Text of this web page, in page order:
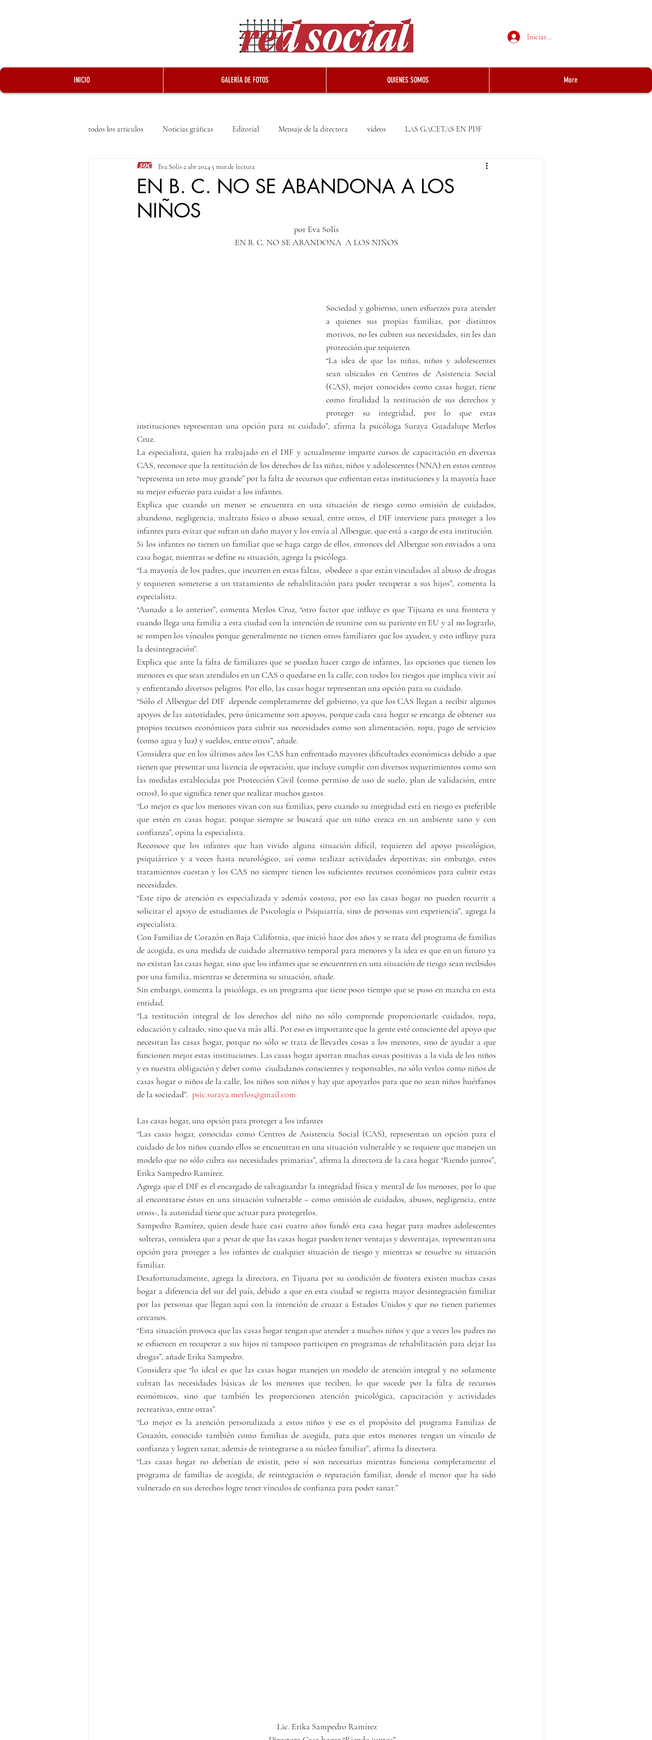
Iniciar sesión
INICIO GALERÍA DE FOTOS QUIENES SOMOS More
todos los articulos Noticias gráficas Editorial Mensaje de la directora videos LAS GACETAS EN PDF
EN B. C. NO SE ABANDONA A LOS
NIÑOS
Eva Solís 2 abr 20245 min de lectura
por Eva Solís
EN B. C. NO SE ABANDONA  A LOS NIÑOS
Sociedad y gobierno, unen esfuerzos para atender
a quienes sus propias familias, por distintos
motivos, no les cubren sus necesidades, sin les dan
protección que requieren.
“La idea de que las niñas, niños y adolescentes
sean ubicados en Centros de Asistencia Social
(CAS), mejor conocidos como casas hogar, tiene
como finalidad la restitución de sus derechos y
proteger su integridad, por lo que estas
instituciones representan una opción para su cuidado”, afirma la psicóloga Suraya Guadalupe Merlos
Cruz.
La especialista, quien ha trabajado en el DIF y actualmente imparte cursos de capacitación en diversas
CAS, reconoce que la restitución de los derechos de las niñas, niños y adolescentes (NNA) en estos centros
“representa un reto muy grande” por la falta de recursos que enfrentan estas instituciones y la mayoría hace
su mejor esfuerzo para cuidar a los infantes.
Explica que cuando un menor se encuentra en una situación de riesgo como omisión de cuidados,
abandono, negligencia, maltrato físico o abuso sexual, entre otros, el DIF interviene para proteger a los
infantes para evitar que sufran un daño mayor y los envía al Albergue, que está a cargo de esta institución.
Si los infantes no tienen un familiar que se haga cargo de ellos, entonces del Albergue son enviados a una
casa hogar, mientras se define su situación, agrega la psicóloga.
“La mayoría de los padres, que incurren en estas faltas,  obedece a que están vinculados al abuso de drogas
y requieren someterse a un tratamiento de rehabilitación para poder recuperar a sus hijos”, comenta la
especialista.
“Aunado a lo anterior”, comenta Merlos Cruz, “otro factor que influye es que Tijuana es una frontera y
cuando llega una familia a esta ciudad con la intención de reunirse con su pariente en EU y al no lograrlo,
se rompen los vínculos porque generalmente no tienen otros familiares que los ayuden, y esto influye para
la desintegración”.
Explica que ante la falta de familiares que se puedan hacer cargo de infantes, las opciones que tienen los
menores es que sean atendidos en un CAS o quedarse en la calle, con todos los riesgos que implica vivir así
y enfrentando diversos peligros. Por ello, las casas hogar representan una opción para su cuidado.
“Sólo el Albergue del DIF  depende completamente del gobierno, ya que los CAS llegan a recibir algunos
apoyos de las autoridades, pero únicamente son apoyos, porque cada casa hogar se encarga de obtener sus
propios recursos económicos para cubrir sus necesidades como son alimentación, ropa, pago de servicios
(como agua y luz) y sueldos, entre otros”, añade.
Considera que en los últimos años los CAS han enfrentado mayores dificultades económicas debido a que
tienen que presentar una licencia de operación, que incluye cumplir con diversos requerimientos como son
las medidas establecidas por Protección Civil (como permiso de uso de suelo, plan de validación, entre
otros), lo que significa tener que realizar muchos gastos.
“Lo mejor es que los menores vivan con sus familias, pero cuando su integridad está en riesgo es preferible
que estén en casas hogar, porque siempre se buscará que un niño crezca en un ambiente sano y con
confianza”, opina la especialista.
Reconoce que los infantes que han vivido alguna situación difícil, requieren del apoyo psicológico,
psiquiátrico y a veces hasta neurológico, así como realizar actividades deportivas; sin embargo, estos
tratamientos cuestan y los CAS no siempre tienen los suficientes recursos económicos para cubrir estas
necesidades.
“Este tipo de atención es especializada y además costosa, por eso las casas hogar no pueden recurrir a
solicitar el apoyo de estudiantes de Psicología o Psiquiatría, sino de personas con experiencia”, agrega la
especialista.
Con Familias de Corazón en Baja California, que inició hace dos años y se trata del programa de familias
de acogida, es una medida de cuidado alternativo temporal para menores y la idea es que en un futuro ya
no existan las casas hogar, sino que los infantes que se encuentren en una situación de riesgo sean recibidos
por una familia, mientras se determina su situación, añade.
Sin embargo, comenta la psicóloga, es un programa que tiene poco tiempo que se puso en marcha en esta
entidad.
“La restitución integral de los derechos del niño no sólo comprende proporcionarle cuidados, ropa,
educación y calzado, sino que va más allá. Por eso es importante que la gente esté consciente del apoyo que
necesitan las casas hogar, porque no sólo se trata de llevarles cosas a los menores, sino de ayudar a que
funcionen mejor estas instituciones. Las casas hogar aportan muchas cosas positivas a la vida de los niños
y es nuestra obligación y deber como  ciudadanos conscientes y responsables, no sólo verlos como niños de
casas hogar o niños de la calle, los niños son niños y hay que apoyarlos para que no sean niños huérfanos
de la sociedad”. psic.suraya.merlos@gmail.com
Las casas hogar, una opción para proteger a los infantes
“Las casas hogar, conocidas como Centros de Asistencia Social (CAS), representan un opción para el
cuidado de los niños cuando ellos se encuentran en una situación vulnerable y se requiere que manejen un
modelo que no sólo cubra sus necesidades primarias”, afirma la directora de la casa hogar “Riendo juntos”,
Erika Sampedro Ramírez.
Agrega que el DIF es el encargado de salvaguardar la integridad física y mental de los menores, por lo que
al encontrarse éstos en una situación vulnerable – como omisión de cuidados, abusos, negligencia, entre
otros-, la autoridad tiene que actuar para protegerlos.
Sampedro Ramírez, quien desde hace casi cuatro años fundó esta casa hogar para madres adolescentes
solteras, considera que a pesar de que las casas hogar pueden tener ventajas y desventajas, representan una
opción para proteger a los infantes de cualquier situación de riesgo y mientras se resuelve su situación
familiar.
Desafortunadamente, agrega la directora, en Tijuana por su condición de frontera existen muchas casas
hogar a diferencia del sur del país, debido a que en esta ciudad se registra mayor desintegración familiar
por las personas que llegan aquí con la intención de cruzar a Estados Unidos y que no tienen parientes
cercanos.
“Esta situación provoca que las casas hogar tengan que atender a muchos niños y que a veces los padres no
se esfuercen en recuperar a sus hijos ni tampoco participen en programas de rehabilitación para dejar las
drogas”, añade Erika Sampedro.
Considera que “lo ideal es que las casas hogar manejen un modelo de atención integral y no solamente
cubran las necesidades básicas de los menores que reciben, lo que sucede por la falta de recursos
económicos, sino que también les proporcionen atención psicológica, capacitación y actividades
recreativas, entre otras”.
“Lo mejor es la atención personalizada a estos niños y ese es el propósito del programa Familias de
Corazón, conocido también como familias de acogida, para que estos menores tengan un vínculo de
confianza y logren sanar, además de reintegrarse a su núcleo familiar”, afirma la directora.
“Las casas hogar no deberían de existir, pero sí son necesarias mientras funciona completamente el
programa de familias de acogida, de reintegración o reparación familiar, donde el menor que ha sido
vulnerado en sus derechos logre tener vínculos de confianza para poder sanar.”
Lic. Erika Sampedro Ramírez